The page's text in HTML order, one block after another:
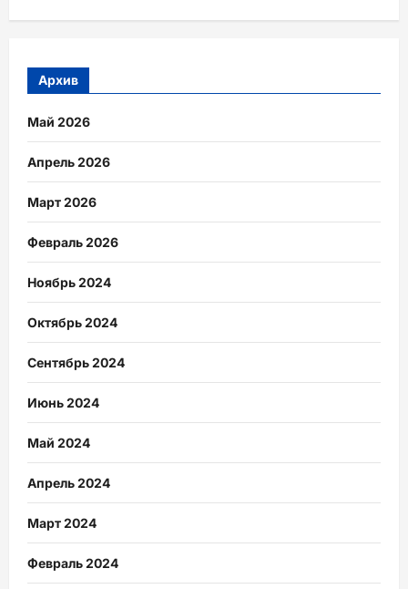
Архив
Май 2026
Апрель 2026
Март 2026
Февраль 2026
Ноябрь 2024
Октябрь 2024
Сентябрь 2024
Июнь 2024
Май 2024
Апрель 2024
Март 2024
Февраль 2024